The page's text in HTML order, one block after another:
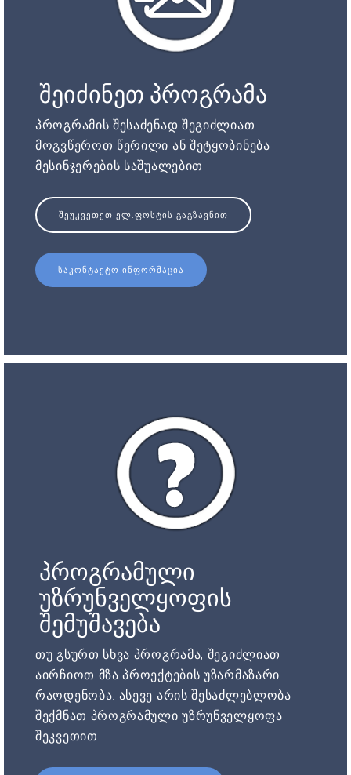
შეიძინეთ პროგრამა
პროგრამის შესაძენად შეგიძლიათ
მოგვწეროთ წერილი ან შეტყობინება
მესინჯერების საშუალებით
ᲨᲔᲣᲙᲕᲔᲗᲔᲗ ᲔᲚ.ᲤᲝᲡᲢᲘᲡ ᲒᲐᲒᲖᲐᲕᲜᲘᲗ
ᲡᲐᲙᲝᲜᲢᲐᲥᲢᲝ ᲘᲜᲤᲝᲠᲛᲐᲪᲘᲐ
პროგრამული
უზრუნველყოფის
შემუშავება
თუ გსურთ სხვა პროგრამა, შეგიძლიათ
აირჩიოთ მზა პროექტების უზარმაზარი
რაოდენობა. ასევე არის შესაძლებლობა
შექმნათ პროგრამული უზრუნველყოფა
შეკვეთით.